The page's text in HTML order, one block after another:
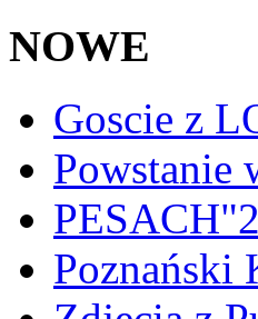
NOWE
Goscie z
Powstanie
Poznański